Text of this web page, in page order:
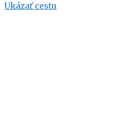
Ukázať cestu